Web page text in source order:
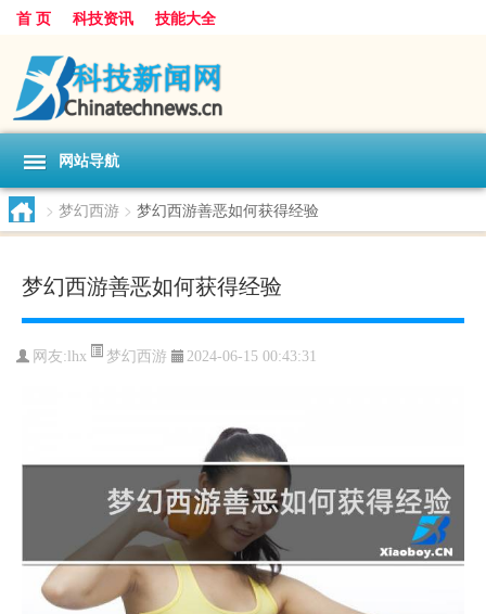
首 页 科技资讯 技能大全
网站导航
> 梦幻西游 > 梦幻西游善恶如何获得经验
梦幻西游善恶如何获得经验
网友: lhx 梦幻西游 2024-06-15 00:43:31